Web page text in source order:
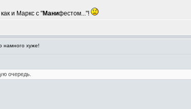
и Маркс с "Манифестом..."!
намного хуже!
очередь.